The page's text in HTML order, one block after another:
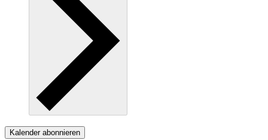
Kalender abonnieren